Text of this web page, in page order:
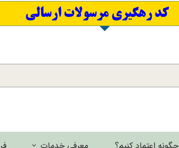
​کد رهگیری مرسولات ارسالی